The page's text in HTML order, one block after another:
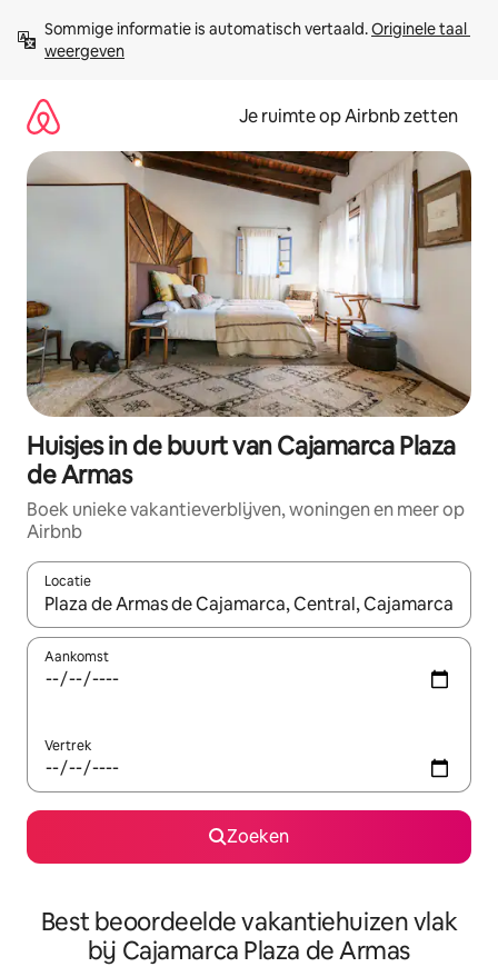
direct
naar
Sommige informatie is automatisch vertaald. Originele taal
weergeven
Je ruimte op Airbnb zetten
Huisjes in de buurt van Cajamarca Plaza
de Armas
Boek unieke vakantieverblijven, woningen en meer op
Airbnb
Locatie
Wanneer er suggesties beschikbaar zijn, maak je een keuze
Aankomst
Vertrek
Zoeken
Best beoordeelde vakantiehuizen vlak
bij Cajamarca Plaza de Armas